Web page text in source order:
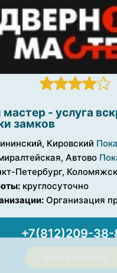
- услуга
замков
Кировский
Автово
Петербург,
круглосуточно
Организация
+7(812)209-38-